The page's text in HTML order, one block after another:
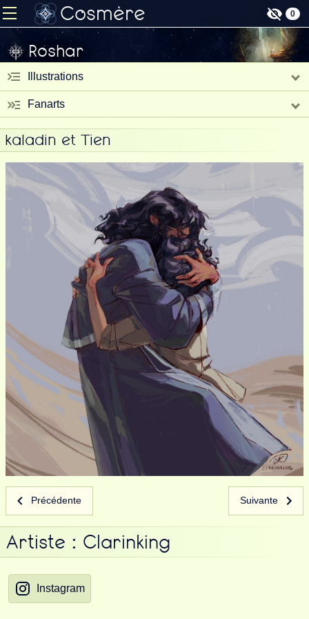
Cosmère 0
Roshar
Illustrations
Fanarts
kaladin et Tien
Précédente Suivante
Artiste : Clarinking
Instagram